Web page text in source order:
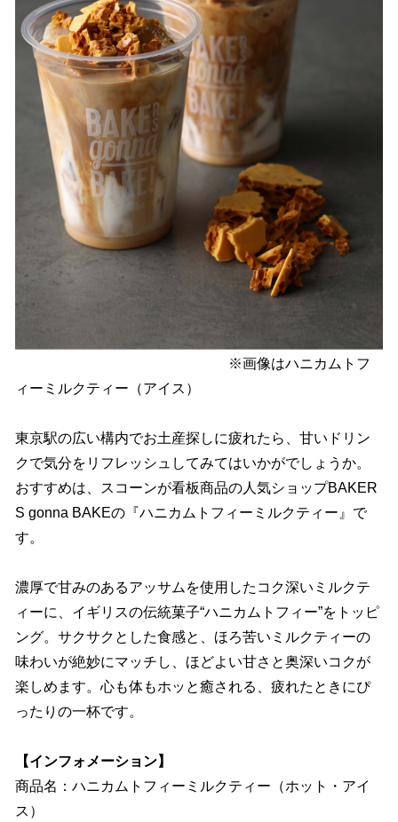
※画像はハニカムトフ
ィーミルクティー（アイス）
東京駅の広い構内でお土産探しに疲れたら、甘いドリン
クで気分をリフレッシュしてみてはいかがでしょうか。
おすすめは、スコーンが看板商品の人気ショップBAKER
S gonna BAKEの『ハニカムトフィーミルクティー』で
す。
濃厚で甘みのあるアッサムを使用したコク深いミルクテ
ィーに、イギリスの伝統菓子“ハニカムトフィー”をトッピ
ング。サクサクとした食感と、ほろ苦いミルクティーの
味わいが絶妙にマッチし、ほどよい甘さと奥深いコクが
楽しめます。心も体もホッと癒される、疲れたときにぴ
ったりの一杯です。
【インフォメーション】
商品名：ハニカムトフィーミルクティー（ホット・アイ
ス）